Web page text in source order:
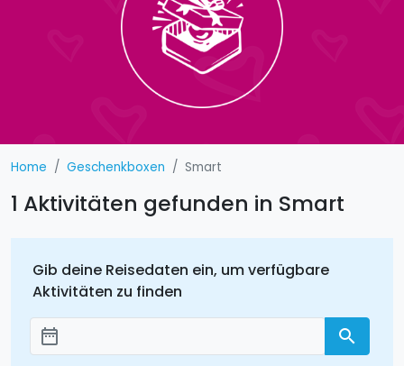
Home Geschenkboxen Smart
1 Aktivitäten gefunden in Smart
Gib deine Reisedaten ein, um verfügbare
Aktivitäten zu finden
Добавить даты
date_range search